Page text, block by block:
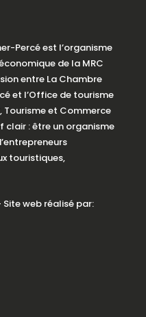
Percé est l’organisme
de la MRC
entre La Chambre
et l’Office de tourisme
Tourisme et Commerce
clair : être un organisme
touristiques,
web réalisé par: